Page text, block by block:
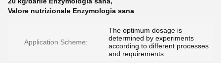
Valore nutrizionale Enzymologia sana
Application Scheme:
The optimum dosage is
determined by experiments
according to different processes
and requirements